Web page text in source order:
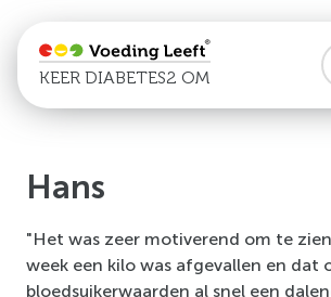
KEER DIABETES2 OM
Hans
"Het was zeer motiverend om te
week een kilo was afgevallen en dat
bloedsuikerwaarden al snel een